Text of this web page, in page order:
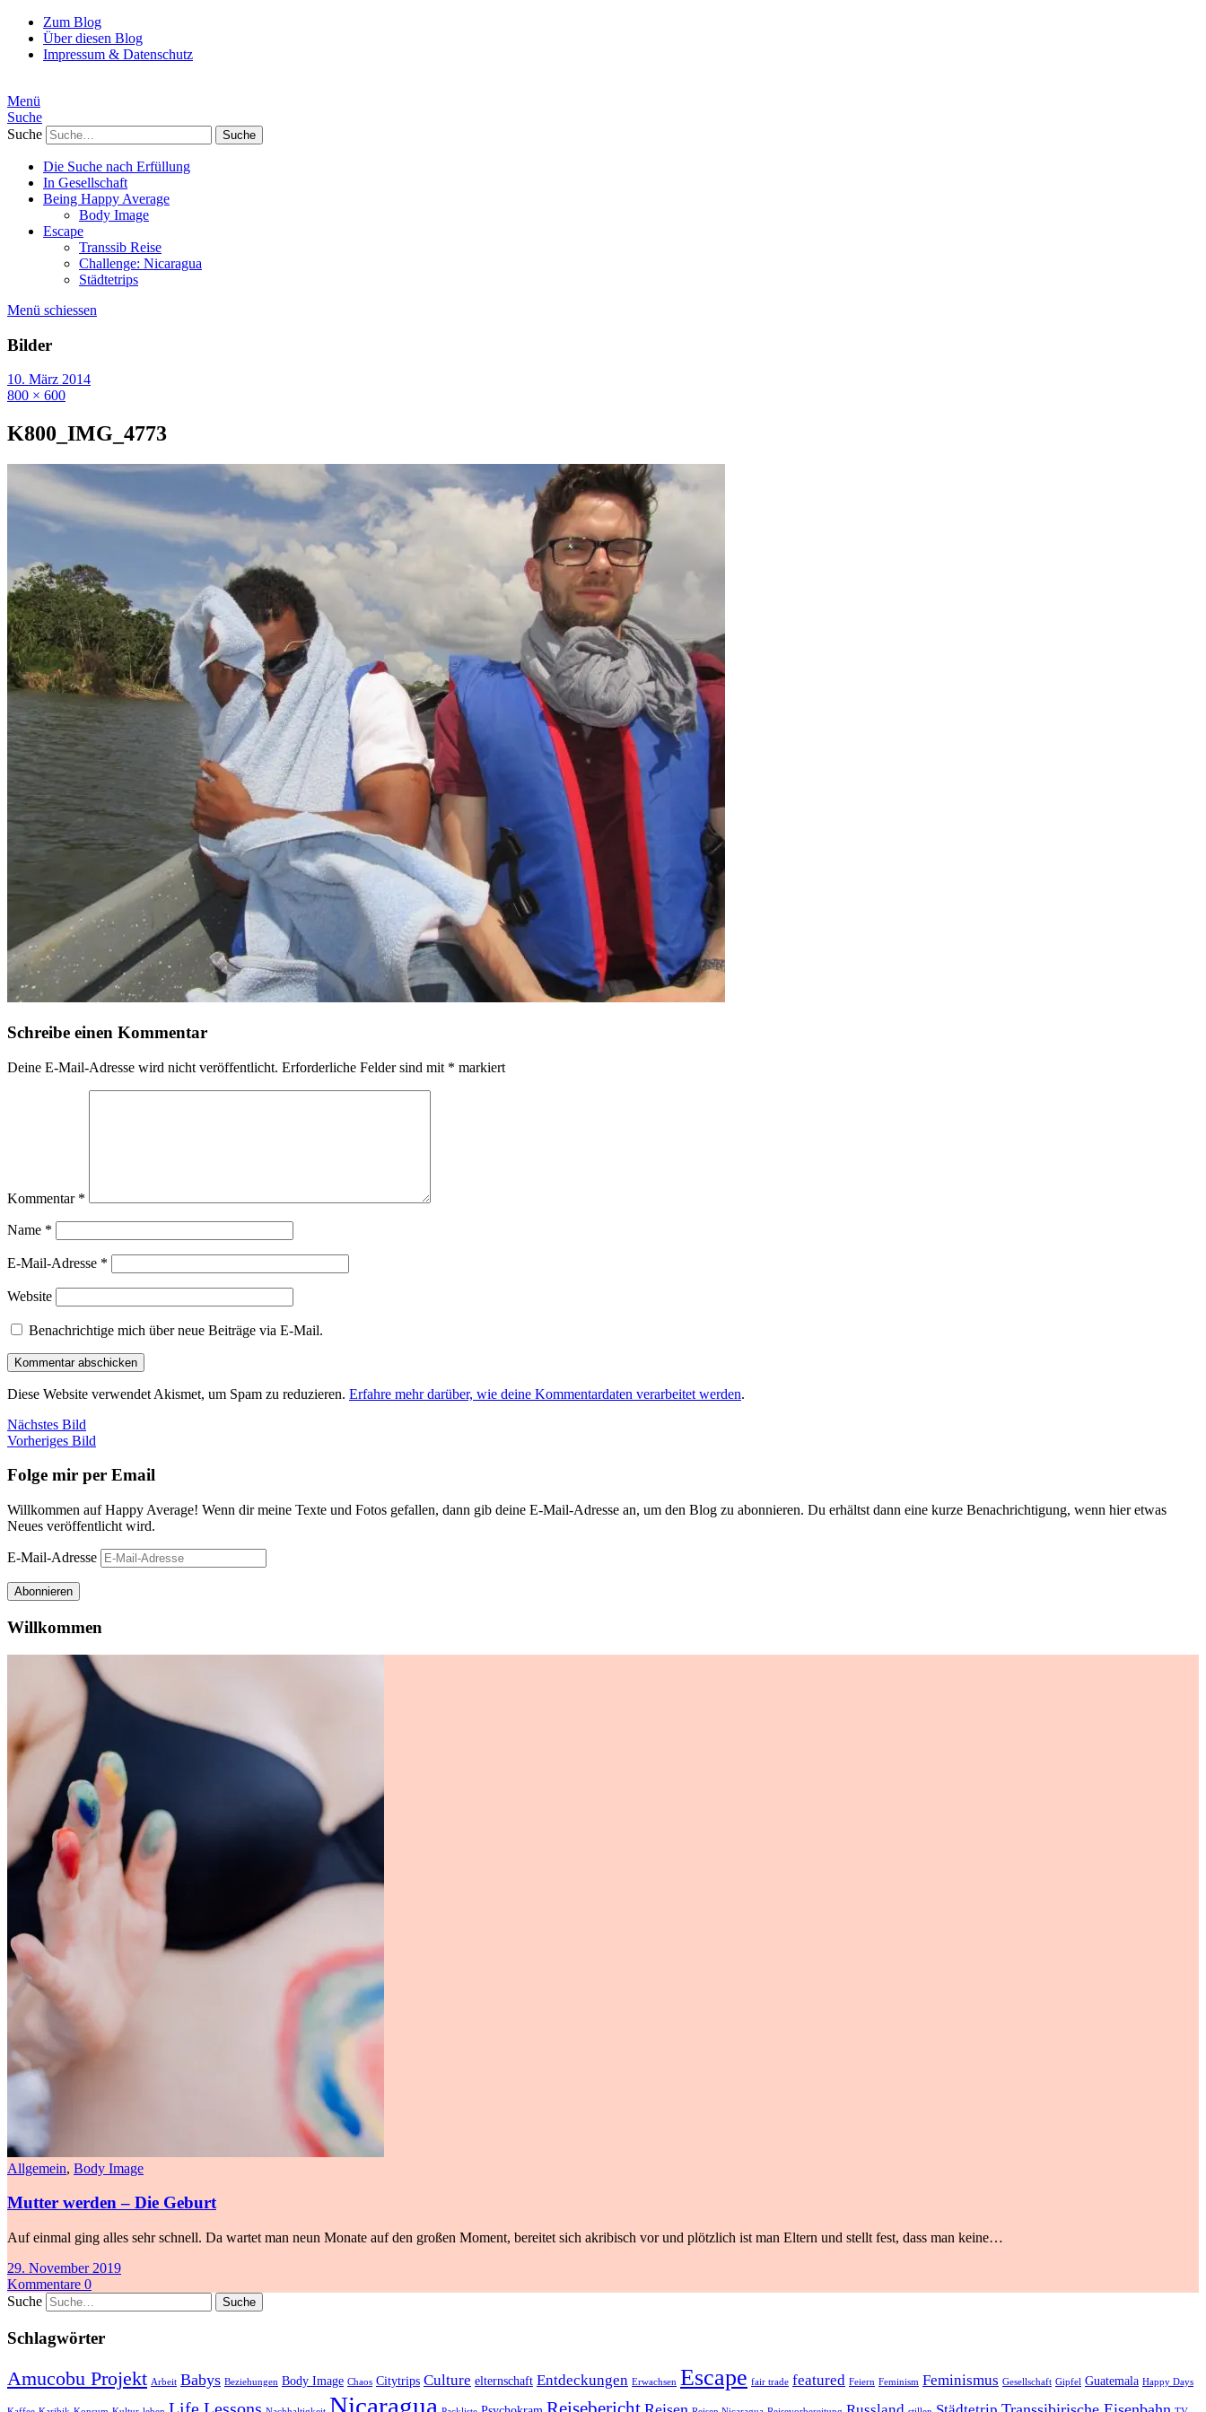
Zum Blog
Über diesen Blog
Impressum & Datenschutz
Menü
Suche
Suche
Die Suche nach Erfüllung
In Gesellschaft
Being Happy Average
Body Image
Escape
Transsib Reise
Challenge: Nicaragua
Städtetrips
Menü schiessen
Bilder
10. März 2014
800 × 600
K800_IMG_4773
Schreibe einen Kommentar
Deine E-Mail-Adresse wird nicht veröffentlicht. Erforderliche Felder sind mit * markiert
Kommentar *
Name *
E-Mail-Adresse *
Website
Benachrichtige mich über neue Beiträge via E-Mail.
Diese Website verwendet Akismet, um Spam zu reduzieren. Erfahre mehr darüber, wie deine Kommentardaten verarbeitet werden.
Nächstes Bild
Vorheriges Bild
Folge mir per Email
Willkommen auf Happy Average! Wenn dir meine Texte und Fotos gefallen, dann gib deine E-Mail-Adresse an, um den Blog zu abonnieren. Du erhältst dann eine kurze Benachrichtigung, wenn hier etwas
Neues veröffentlicht wird.
E-Mail-Adresse
Abonnieren
Willkommen
Allgemein, Body Image
Mutter werden – Die Geburt
Auf einmal ging alles sehr schnell. Da wartet man neun Monate auf den großen Moment, bereitet sich akribisch vor und plötzlich ist man Eltern und stellt fest, dass man keine…
29. November 2019
Kommentare 0
Suche
Schlagwörter
Amucobu Projekt Arbeit Babys Beziehungen Body Image Chaos Citytrips Culture elternschaft Entdeckungen Erwachsen Escape fair trade featured Feiern Feminism Feminismus Gesellschaft Gipfel Guatemala Happy Days
Nicaragua